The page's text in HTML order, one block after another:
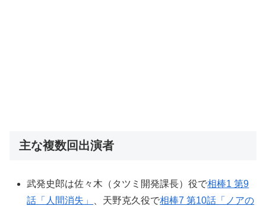
主な複数回出演者
武発史郎は佐々木（タツミ開発課長）役で相棒1 第9
話「人間消失」
、天野克久役で相棒7 第10話「ノアの